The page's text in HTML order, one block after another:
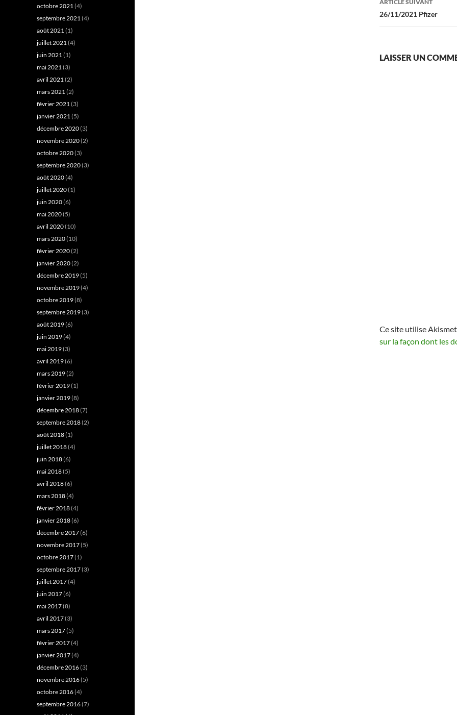
ARTICLE SUIVANT
26/11/2021 Pfizer
LAISSER UN
Ce site utilise
sur la façon dont les
octobre 2021(4)
septembre 2021(4)
août 2021(1)
juillet 2021(4)
juin 2021(1)
mai 2021(3)
avril 2021(2)
mars 2021(2)
février 2021(3)
janvier 2021(5)
décembre 2020(3)
novembre 2020(2)
octobre 2020(3)
septembre 2020(3)
août 2020(4)
juillet 2020(1)
juin 2020(6)
mai 2020(5)
avril 2020(10)
mars 2020(10)
février 2020(2)
janvier 2020(2)
décembre 2019(5)
novembre 2019(4)
octobre 2019(8)
septembre 2019(3)
août 2019(6)
juin 2019(4)
mai 2019(3)
avril 2019(6)
mars 2019(2)
février 2019(1)
janvier 2019(8)
décembre 2018(7)
septembre 2018(2)
août 2018(1)
juillet 2018(4)
juin 2018(6)
mai 2018(5)
avril 2018(6)
mars 2018(4)
février 2018(4)
janvier 2018(6)
décembre 2017(6)
novembre 2017(5)
octobre 2017(1)
septembre 2017(3)
juillet 2017(4)
juin 2017(6)
mai 2017(8)
avril 2017(3)
mars 2017(5)
février 2017(4)
janvier 2017(4)
décembre 2016(3)
novembre 2016(5)
octobre 2016(4)
septembre 2016(7)